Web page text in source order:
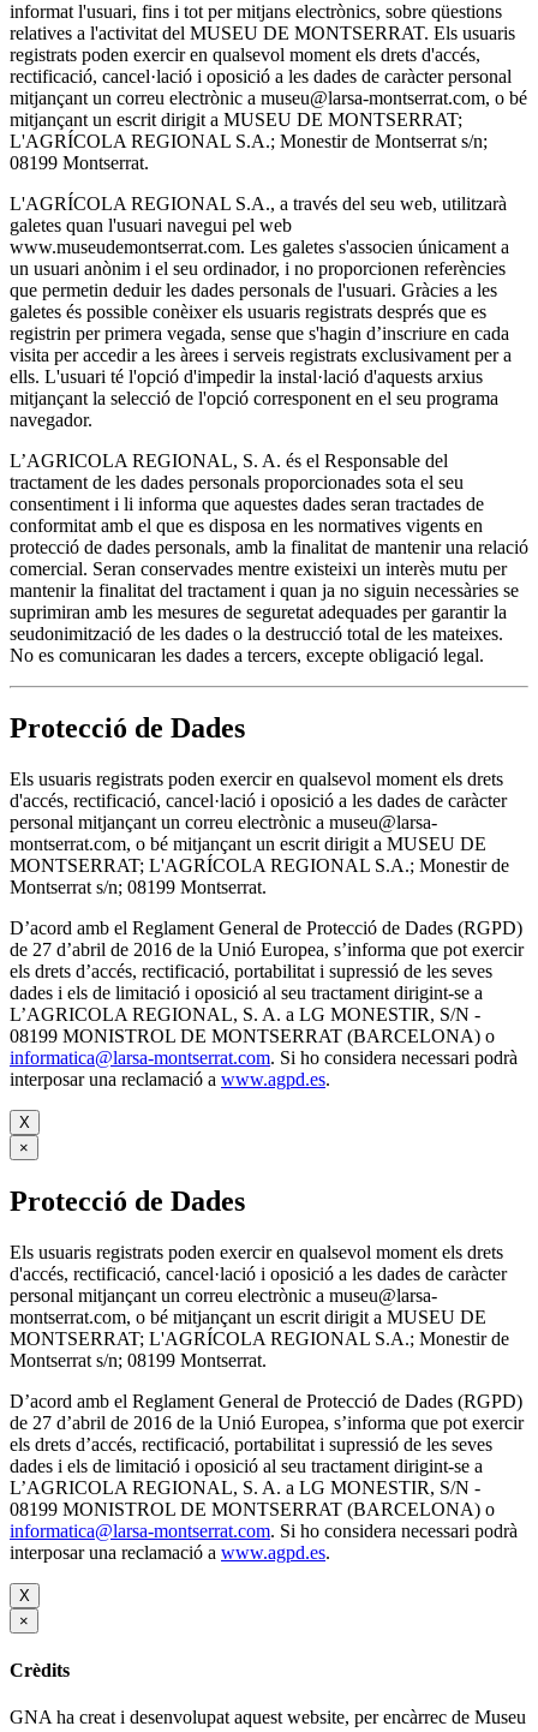
informat l'usuari, fins i tot per mitjans electrònics, sobre qüestions
relatives a l'activitat del MUSEU DE MONTSERRAT. Els usuaris
registrats poden exercir en qualsevol moment els drets d'accés,
rectificació, cancel·lació i oposició a les dades de caràcter personal
mitjançant un correu electrònic a museu@larsa-montserrat.com, o bé
mitjançant un escrit dirigit a MUSEU DE MONTSERRAT;
L'AGRÍCOLA REGIONAL S.A.; Monestir de Montserrat s/n;
08199 Montserrat.
L'AGRÍCOLA REGIONAL S.A., a través del seu web, utilitzarà
galetes quan l'usuari navegui pel web
www.museudemontserrat.com. Les galetes s'associen únicament a
un usuari anònim i el seu ordinador, i no proporcionen referències
que permetin deduir les dades personals de l'usuari. Gràcies a les
galetes és possible conèixer els usuaris registrats després que es
registrin per primera vegada, sense que s'hagin d’inscriure en cada
visita per accedir a les àrees i serveis registrats exclusivament per a
ells. L'usuari té l'opció d'impedir la instal·lació d'aquests arxius
mitjançant la selecció de l'opció corresponent en el seu programa
navegador.
L’AGRICOLA REGIONAL, S. A. és el Responsable del
tractament de les dades personals proporcionades sota el seu
consentiment i li informa que aquestes dades seran tractades de
conformitat amb el que es disposa en les normatives vigents en
protecció de dades personals, amb la finalitat de mantenir una relació
comercial. Seran conservades mentre existeixi un interès mutu per
mantenir la finalitat del tractament i quan ja no siguin necessàries se
suprimiran amb les mesures de seguretat adequades per garantir la
seudonimització de les dades o la destrucció total de les mateixes.
No es comunicaran les dades a tercers, excepte obligació legal.
Protecció de Dades
Els usuaris registrats poden exercir en qualsevol moment els drets
d'accés, rectificació, cancel·lació i oposició a les dades de caràcter
personal mitjançant un correu electrònic a museu@larsa-
montserrat.com, o bé mitjançant un escrit dirigit a MUSEU DE
MONTSERRAT; L'AGRÍCOLA REGIONAL S.A.; Monestir de
Montserrat s/n; 08199 Montserrat.
D’acord amb el Reglament General de Protecció de Dades (RGPD)
de 27 d’abril de 2016 de la Unió Europea, s’informa que pot exercir
els drets d’accés, rectificació, portabilitat i supressió de les seves
dades i els de limitació i oposició al seu tractament dirigint-se a
L’AGRICOLA REGIONAL, S. A. a LG MONESTIR, S/N -
08199 MONISTROL DE MONTSERRAT (BARCELONA) o
informatica@larsa-montserrat.com. Si ho considera necessari podrà
interposar una reclamació a www.agpd.es.
X
×
Protecció de Dades
Els usuaris registrats poden exercir en qualsevol moment els drets
d'accés, rectificació, cancel·lació i oposició a les dades de caràcter
personal mitjançant un correu electrònic a museu@larsa-
montserrat.com, o bé mitjançant un escrit dirigit a MUSEU DE
MONTSERRAT; L'AGRÍCOLA REGIONAL S.A.; Monestir de
Montserrat s/n; 08199 Montserrat.
D’acord amb el Reglament General de Protecció de Dades (RGPD)
de 27 d’abril de 2016 de la Unió Europea, s’informa que pot exercir
els drets d’accés, rectificació, portabilitat i supressió de les seves
dades i els de limitació i oposició al seu tractament dirigint-se a
L’AGRICOLA REGIONAL, S. A. a LG MONESTIR, S/N -
08199 MONISTROL DE MONTSERRAT (BARCELONA) o
informatica@larsa-montserrat.com. Si ho considera necessari podrà
interposar una reclamació a www.agpd.es.
X
×
Crèdits
GNA ha creat i desenvolupat aquest website, per encàrrec de Museu